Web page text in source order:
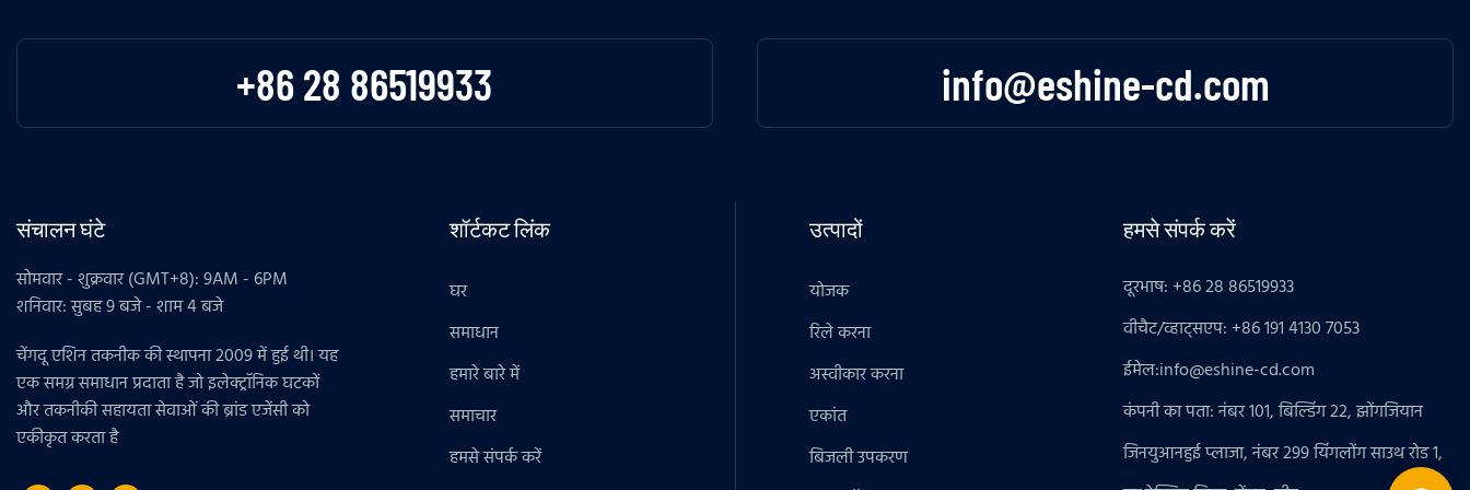
+86 28 86519933 info@eshine-cd.com
संचालन घंटे
सोमवार - शुक्रवार (GMT+8): 9AM - 6PM
शनिवार: सुबह 9 बजे - शाम 4 बजे
चेंगदू एशिन तकनीक की स्थापना 2009 में हुई थी। यह
एक समग्र समाधान प्रदाता है जो इलेक्ट्रॉनिक घटकों
और तकनीकी सहायता सेवाओं की ब्रांड एजेंसी को
एकीकृत करता है
शॉर्टकट लिंक
घर
समाधान
हमारे बारे में
समाचार
हमसे संपर्क करें
उत्पादों
योजक
रिले करना
अस्वीकार करना
एकांत
बिजली उपकरण
हमसे संपर्क करें
दूरभाष: +86 28 86519933
वीचैट/व्हाट्सएप: +86 191 4130 7053
ईमेल:info@eshine-cd.com
कंपनी का पता: नंबर 101, बिल्डिंग 22, झोंगजियान
जिनयुआनहुई प्लाजा, नंबर 299 यिंगलोंग साउथ रोड 1,